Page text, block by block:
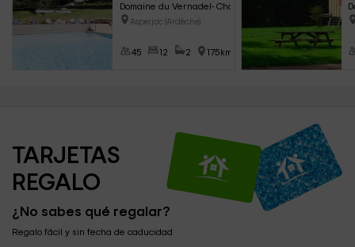
Domaine du Vernadel- Chalet Rêve
Asperjoc (Ardèche)
45 12 2 175km
TARJETAS
REGALO
¿No sabes qué regalar?
Regalo fácil y sin fecha de caducidad